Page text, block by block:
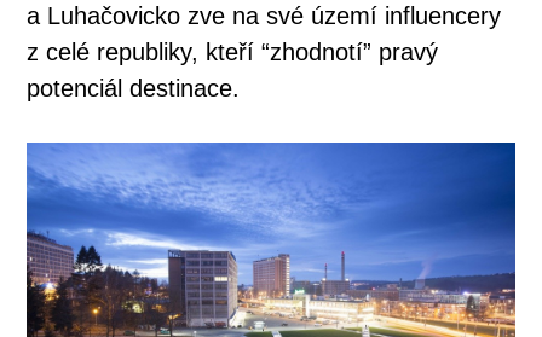
a Luhačovicko zve na své území influencery
z celé republiky, kteří “zhodnotí” pravý
potenciál destinace.